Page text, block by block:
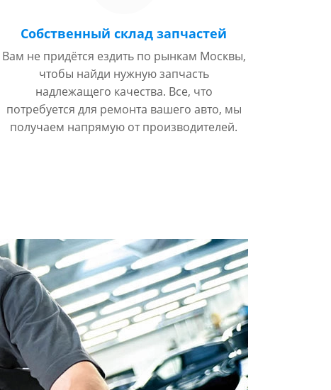
Собственный склад запчастей
Вам не придётся ездить по рынкам Москвы,
чтобы найди нужную запчасть
надлежащего качества. Все, что
потребуется для ремонта вашего авто, мы
получаем напрямую от производителей.